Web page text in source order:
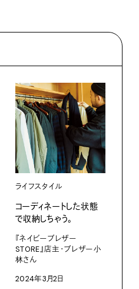
ライフスタイル
コーディネートした状態
で収納しちゃう。
『ネイビーブレザー
STORE』店主・ブレザー小
林さん
2024年3月2日